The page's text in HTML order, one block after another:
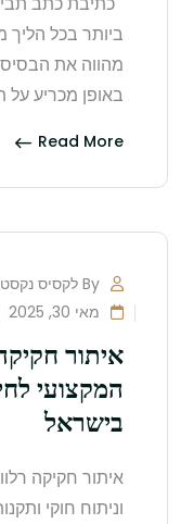
ביותר בכל הליך
מהווה את
באופן מכריע
Read More
By לקסיס נקסט - מחקר וחיפוש משפטי
מאי 30, 2025
איתור
המקצועי
בישראל
איתור חקיקה
וניתוח חוקי